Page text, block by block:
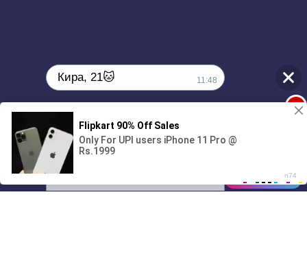
01/07
00:00
Кира, 21🐱 11:48
Поиграешь со мной? 💖🐾
1